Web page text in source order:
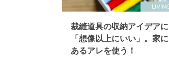
裁縫道具の収納アイデアに
「想像以上にいい」。家に
あるアレを使う！